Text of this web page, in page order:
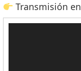
Transmisión